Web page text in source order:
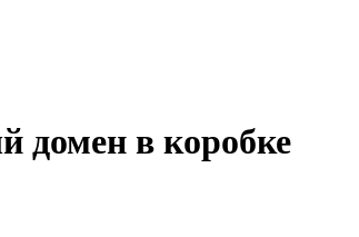
домен в коробке